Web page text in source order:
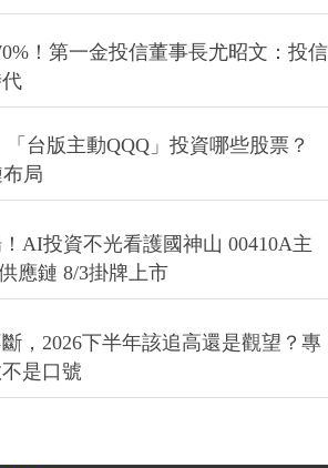
！第一金投信董事長尤昭文：投信
台版主動QQQ」投資哪些股票？
局
AI投資不光看護國神山 00410A主
應鏈 8/3掛牌上市
，2026下半年該追高還是觀望？專
是口號